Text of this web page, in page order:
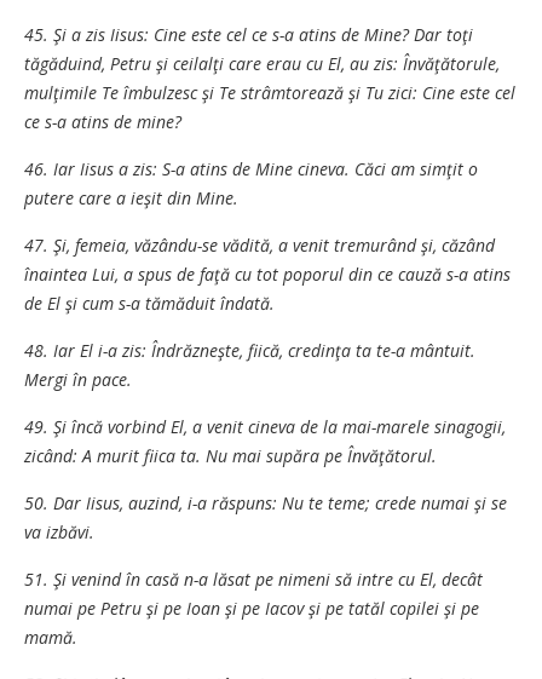
45. Şi a zis Iisus: Cine este cel ce s-a atins de Mine? Dar toţi
tăgăduind, Petru şi ceilalţi care erau cu El, au zis: Învăţătorule,
mulţimile Te îmbulzesc şi Te strâmtorează şi Tu zici: Cine este cel
ce s-a atins de mine?
46. Iar Iisus a zis: S-a atins de Mine cineva. Căci am simţit o
putere care a ieşit din Mine.
47. Şi, femeia, văzându-se vădită, a venit tremurând şi, căzând
înaintea Lui, a spus de faţă cu tot poporul din ce cauză s-a atins
de El şi cum s-a tămăduit îndată.
48. Iar El i-a zis: Îndrăzneşte, fiică, credinţa ta te-a mântuit.
Mergi în pace.
49. Şi încă vorbind El, a venit cineva de la mai-marele sinagogii,
zicând: A murit fiica ta. Nu mai supăra pe Învăţătorul.
50. Dar Iisus, auzind, i-a răspuns: Nu te teme; crede numai şi se
va izbăvi.
51. Şi venind în casă n-a lăsat pe nimeni să intre cu El, decât
numai pe Petru şi pe Ioan şi pe Iacov şi pe tatăl copilei şi pe
mamă.